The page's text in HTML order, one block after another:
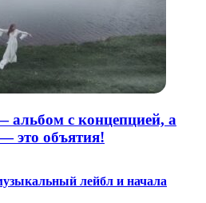
альбом с концепцией, а
это объятия!
лейбл и начала